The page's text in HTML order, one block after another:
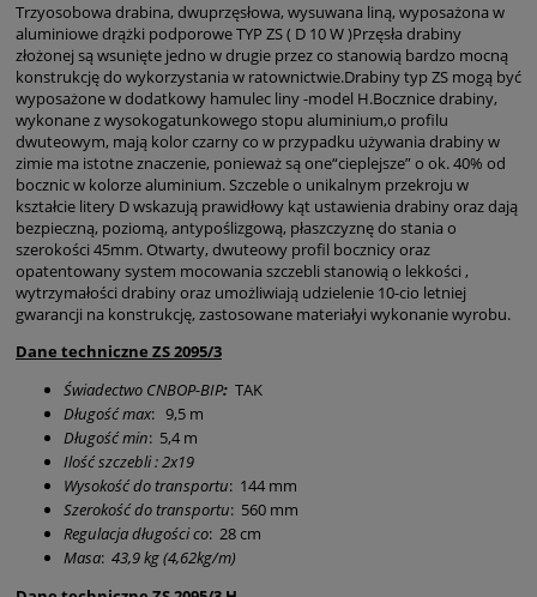
Trzyosobowa drabina, dwuprzęsłowa, wysuwana liną, wyposażona w
aluminiowe drążki podporowe TYP ZS ( D 10 W )Przęsła drabiny
złożonej są wsunięte jedno w drugie przez co stanowią bardzo mocną
konstrukcję do wykorzystania w ratownictwie.Drabiny typ ZS mogą być
wyposażone w dodatkowy hamulec liny -model H.Bocznice drabiny,
wykonane z wysokogatunkowego stopu aluminium,o profilu
dwuteowym, mają kolor czarny co w przypadku używania drabiny w
zimie ma istotne znaczenie, ponieważ są one“cieplejsze” o ok. 40% od
bocznic w kolorze aluminium. Szczeble o unikalnym przekroju w
kształcie litery D wskazują prawidłowy kąt ustawienia drabiny oraz dają
bezpieczną, poziomą, antypoślizgową, płaszczyznę do stania o
szerokości 45mm. Otwarty, dwuteowy profil bocznicy oraz
opatentowany system mocowania szczebli stanowią o lekkości ,
wytrzymałości drabiny oraz umożliwiają udzielenie 10-cio letniej
gwarancji na konstrukcję, zastosowane materiałyi wykonanie wyrobu.
Dane techniczne ZS 2095/3
Świadectwo CNBOP-BIP: TAK
Długość max: 9,5 m
Długość min: 5,4 m
Ilość szczebli : 2x19
Wysokość do transportu: 144 mm
Szerokość do transportu: 560 mm
Regulacja długości co: 28 cm
Masa: 43,9 kg(4,62kg/m)